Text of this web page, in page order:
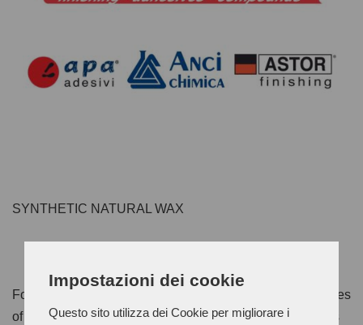
Impostazioni dei cookie
Questo sito utilizza dei Cookie per migliorare i
SYNTHETIC NATURAL WAX
Formulated with precious natural waxes, they are solid tiles
of special soft abrasive wax, they are sold in special trays